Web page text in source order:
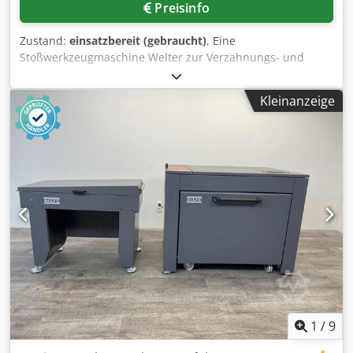
Preisinfo
Zustand: einsatzbereit (gebraucht), Eine
Stoßwerkzeugmaschine Welter zur Verzahnungs- und
Profilbearbeitung steht zur Verfügung. Stoßhub: 1250mm,
Maschinendimensionen X/Y: 3800mm/5600mm, Gewicht:
ca. 12500kg, Steuerung: Siemens. Die Maschine wurde im
Jahr 2011 retrofitted. Dokumentation vorhanden. Eine
Besichtigung vor Ort ist möglich. Cedpfex Uq Twox Akvorf
Kleinanzeige
1 /9